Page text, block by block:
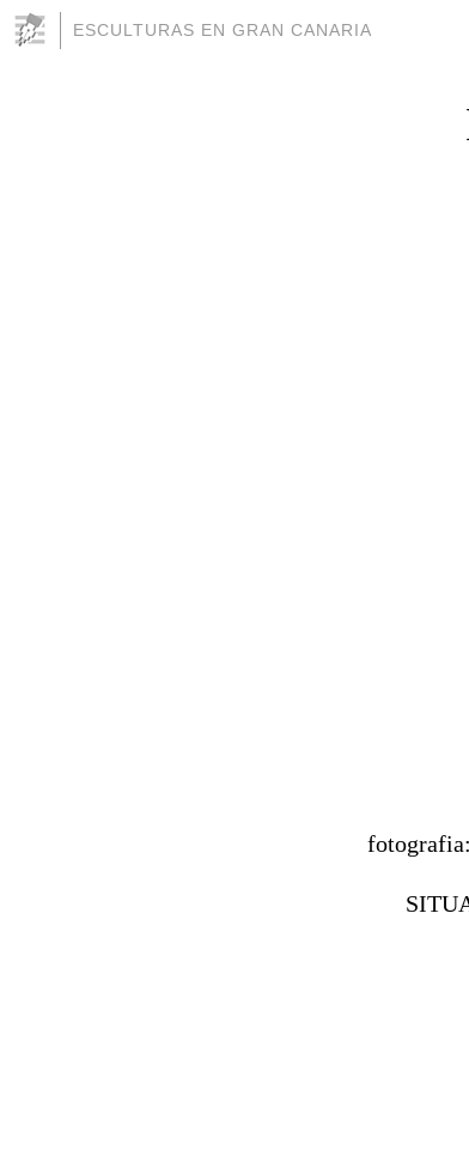
ESCULTURAS EN GRAN CANARIA